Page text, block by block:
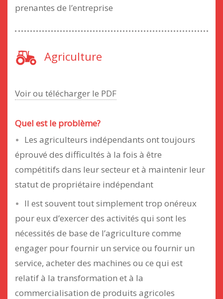
prenantes de l’entreprise
Agriculture
Voir ou télécharger le PDF
Quel est le problème?
Les agriculteurs indépendants ont toujours
éprouvé des difficultés à la fois à être
compétitifs dans leur secteur et à maintenir leur
statut de propriétaire indépendant
Il est souvent tout simplement trop onéreux
pour eux d’exercer des activités qui sont les
nécessités de base de l’agriculture comme
engager pour fournir un service ou fournir un
service, acheter des machines ou ce qui est
relatif à la transformation et à la
commercialisation de produits agricoles